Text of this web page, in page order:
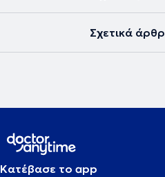
Σχετικά
Κατέβασε το app